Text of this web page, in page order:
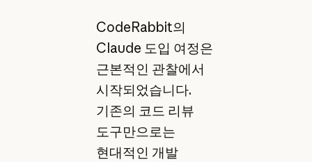
CodeRabbit의
Claude 도입 여정은
근본적인 관찰에서
시작되었습니다.
기존의 코드 리뷰
도구만으로는
현대적인 개발